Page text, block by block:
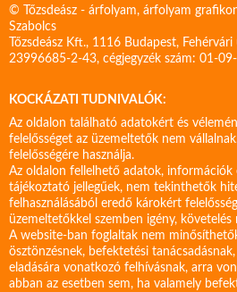
© Tőzsdeász - árfolyam, árfolyam
Szabolcs
Tőzsdeász Kft., 1116 Budapest,
23996685-2-43, cégjegyzék szám: 01-
KOCKÁZATI TUDNIVALÓK:
Az oldalon található adatokért és
felelősséget az üzemeltetők nem
felelősségére használja.
Az oldalon fellelhető adatok,
tájékoztató jellegűek, nem tekinthetők
felhasználásából eredő károkért
üzemeltetőkkel szemben igény,
A website-ban foglaltak nem
ösztönzésnek, befektetési
eladására vonatkozó felhívásnak, arra
abban az esetben sem, ha valamely